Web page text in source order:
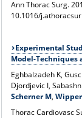
Ann Thorac Surg.
10.1016/
Experimental
Model-Techniques
Eghbalzadeh K,
Djordjevic I,
Scherner M,
Thorac Cardiovasc